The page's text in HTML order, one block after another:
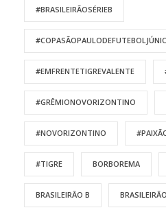
#BRASILEIRÃOSÉRIEB
#EMFRENTETIGREVALENTE
#GRÊMIONOVORIZONTINO
#NOVORIZONTINO
#TIGRE BORBOREMA
BRASILEIRÃO B